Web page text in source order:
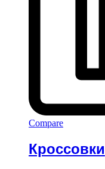
Compare
Кроссовки